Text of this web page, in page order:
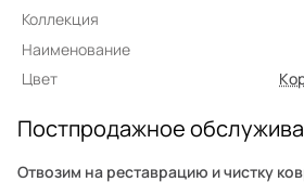
Коллекция
Наименование
Цвет
Постпродажное
Отвозим на реставрацию и чистку